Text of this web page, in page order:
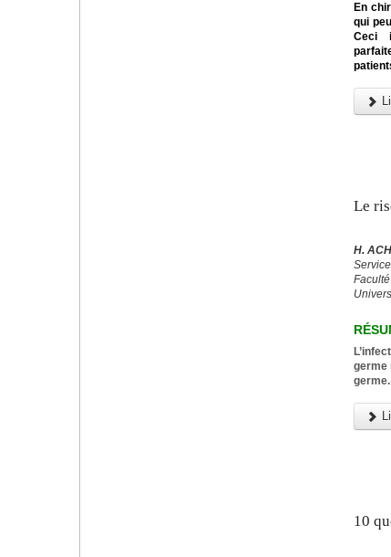
En
qui
Ceci
Le
H.
germe
germe.
10